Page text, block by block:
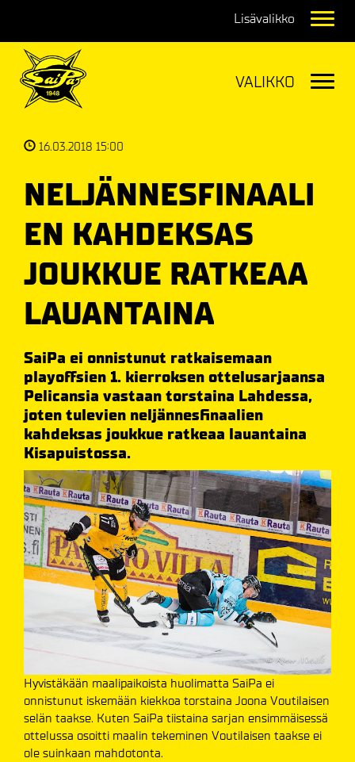
16.03.2018 15:00
NELJÄNNESFINAALI
EN KAHDEKSAS
JOUKKUE RATKEAA
LAUANTAINA
SaiPa ei onnistunut ratkaisemaan
playoffsien 1. kierroksen ottelusarjaansa
Pelicansia vastaan torstaina Lahdessa,
joten tulevien neljännesfinaalien
kahdeksas joukkue ratkeaa lauantaina
Kisapuistossa.
Hyvistäkään maalipaikoista huolimatta SaiPa ei
onnistunut iskemään kiekkoa torstaina Joona Voutilaisen
selän taakse. Kuten SaiPa tiistaina sarjan ensimmäisessä
ottelussa osoitti maalin tekeminen Voutilaisen taakse ei
ole suinkaan mahdotonta.